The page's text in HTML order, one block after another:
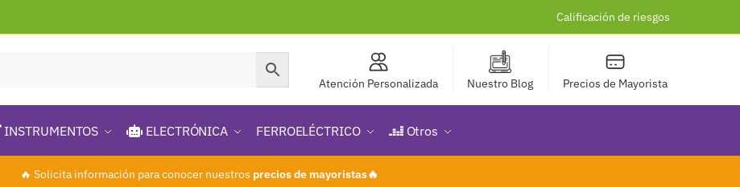
Calificación de riesgos
Atención Personalizada Nuestro Blog Precios de Mayorista
INSTRUMENTOS ELECTRÓNICA FERROELÉCTRICO Otros
🔥 Solicita información para conocer nuestros precios de mayoristas🔥